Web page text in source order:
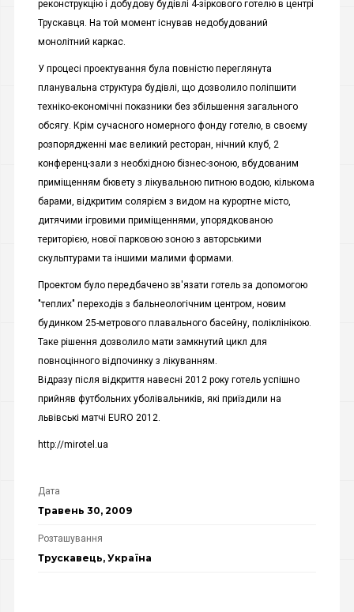
реконструкцію і добудову будівлі 4-зіркового готелю в центрі
Трускавця. На той момент існував недобудований
монолітний каркас.
У процесі проектування була повністю переглянута
планувальна структура будівлі, що дозволило поліпшити
техніко-економічні показники без збільшення загального
обсягу. Крім сучасного номерного фонду готелю, в своєму
розпорядженні має великий ресторан, нічний клуб, 2
конференц-зали з необхідною бізнес-зоною, вбудованим
приміщенням бювету з лікувальною питною водою, кількома
барами, відкритим солярієм з видом на курортне місто,
дитячими ігровими приміщеннями, упорядкованою
територією, нової парковою зоною з авторськими
скульптурами та іншими малими формами.
Проектом було передбачено зв'язати готель за допомогою
"теплих" переходів з бальнеологічним центром, новим
будинком 25-метрового плавального басейну, поліклінікою.
Таке рішення дозволило мати замкнутий цикл для
повноцінного відпочинку з лікуванням.
Відразу після відкриття навесні 2012 року готель успішно
прийняв футбольних уболівальників, які приїздили на
львівські матчі EURO 2012.
http://mirotel.ua
Дата
Травень 30, 2009
Розташування
Трускавець, Україна